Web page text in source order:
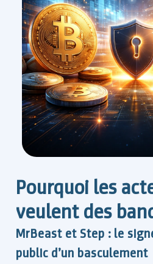
Pourquoi les
veulent des
MrBeast et Step : le
public d’un basculement